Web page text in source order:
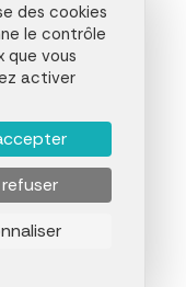
des cookies
le contrôle
que vous
activer